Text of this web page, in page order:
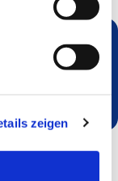
zeigen